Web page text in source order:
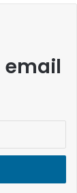
email